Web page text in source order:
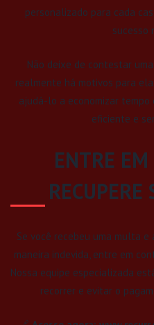
personalizado para cada
sucesso
Não deixe de contestar
realmente há motivos para
ajudá-lo a economizar tempo
eficiente e
ENTRE
RECUPERE
Se você recebeu uma multa
maneira indevida, entre em
Nossa equipe especializada
recorrer e evitar o